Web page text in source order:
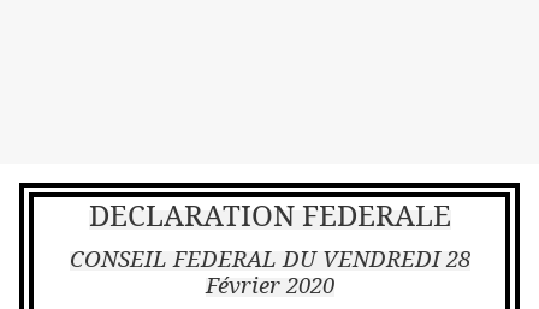
DECLARATION FEDERALE
CONSEIL FEDERAL DU VENDREDI 28
Février 2020